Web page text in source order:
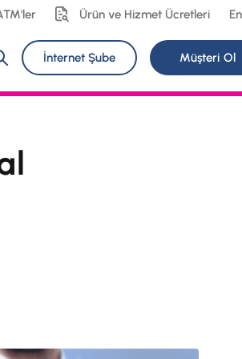
Ürün ve Hizmet Ücretleri
İnternet Şube Müşteri Ol